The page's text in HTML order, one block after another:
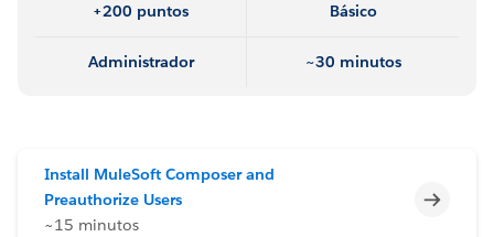
+200 puntos Básico
Administrador ~30 minutos
Install MuleSoft Composer and
Preauthorize Users
~15 minutos